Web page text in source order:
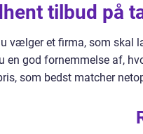
tilbud på
vælger et firma, som skal
en god fornemmelse af,
som bedst matcher